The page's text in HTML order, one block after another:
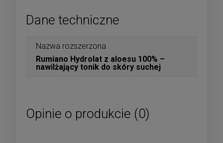
Dane techniczne
Nazwa rozszerzona
Rumiano Hydrolat z aloesu 100% –
nawilżający tonik do skóry suchej
Opinie o produkcie (0)